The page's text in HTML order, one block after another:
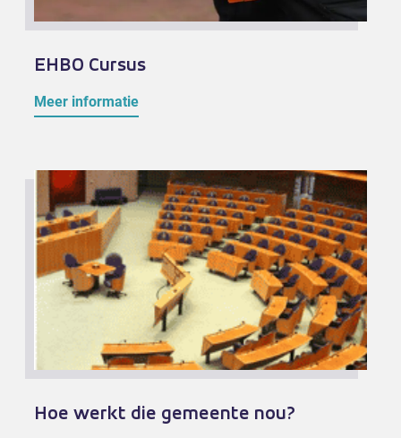
EHBO Cursus
Meer informatie
Hoe werkt die gemeente nou?